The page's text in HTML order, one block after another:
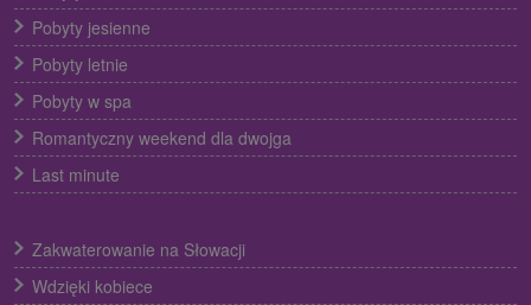
Pobyty jesienne
Pobyty letnie
Pobyty w spa
Romantyczny weekend dla dwojga
Last minute
Zakwaterowanie na Słowacji
Wdzięki kobiece